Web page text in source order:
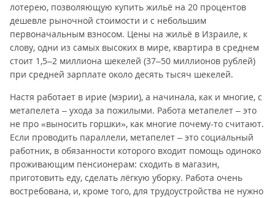
лотерею, позволяющую купить жильё на 20 процентов
дешевле рыночной стоимости и с небольшим
первоначальным взносом. Цены на жильё в Израиле, к
слову, одни из самых высоких в мире, квартира в среднем
стоит 1,5–2 миллиона шекелей (37–50 миллионов рублей)
при средней зарплате около десять тысяч шекелей.
Настя работает в ирие (мэрии), а начинала, как и многие, с
метапелета – ухода за пожилыми. Работа метапелет – это
не про «выносить горшки», как многие почему-то считают.
Если проводить параллели,­ метапелет – это социальный
работник, в обязанности которого входит помощь одиноко
проживающим пенсионерам: сходить в магазин,
приготовить еду, сделать лёгкую уборку. Работа очень
востребована, и, кроме того, для трудоустройства не нужно